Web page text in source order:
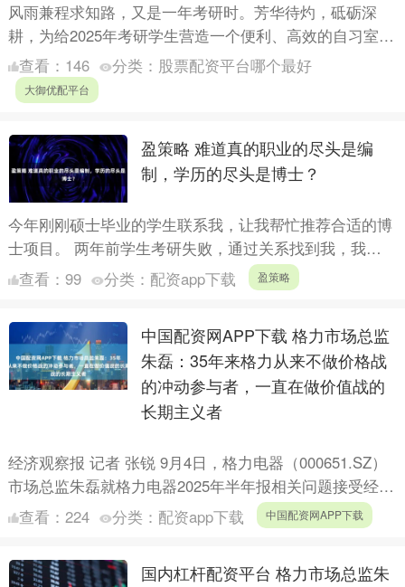
风雨兼程求知路，又是一年考研时。芳华待灼，砥砺深
耕，为给2025年考研学生营造一个便利、高效的自习室学
习环境，助力考研学子全心备考追逐梦想，图书馆为考研
生提供五....
查看： 146 分类： 股票配资平台哪个最好
大御优配平台
盈策略 难道真的职业的尽头是编
制，学历的尽头是博士？
今年刚刚硕士毕业的学生联系我，让我帮忙推荐合适的博
士项目。 两年前学生考研失败，通过关系找到我，我推
荐了澳门的硕士，后来顺利被澳门理工大学录取，今年8
查看： 99 分类： 配资app下载 盈策略
中国配资网APP下载 格力市场总监
朱磊：35年来格力从来不做价格战
的冲动参与者，一直在做价值战的
长期主义者
经济观察报 记者 张锐 9月4日，格力电器（000651.SZ）
市场总监朱磊就格力电器2025年半年报相关问题接受经济
观察报记者采访，独家回应了格力电器上半年业....
查看： 224 分类： 配资app下载 中国配资网APP下载
国内杠杆配资平台 格力市场总监朱